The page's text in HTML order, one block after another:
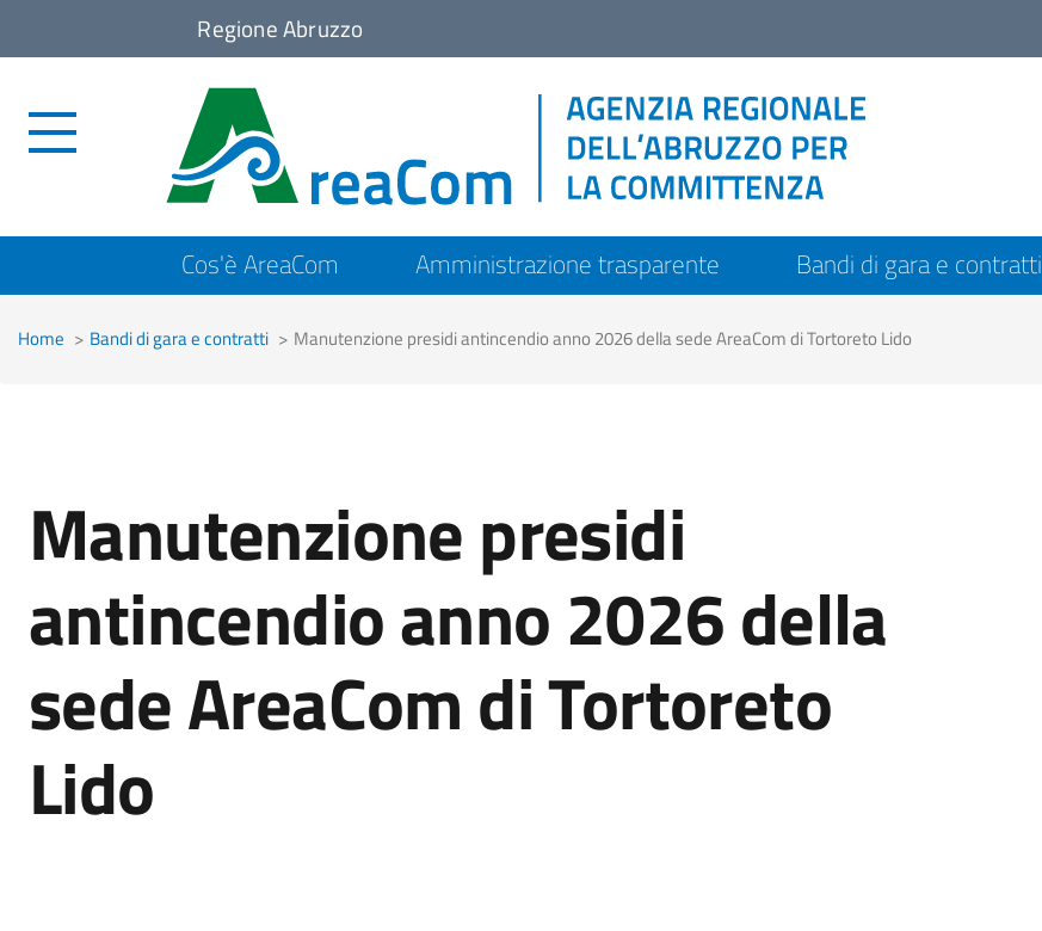
Regione Abruzzo
menu
Cos'è AreaCom Amministrazione trasparente Bandi di gara e contratti
Home Bandi di gara e contratti Manutenzione presidi antincendio anno 2026 della sede AreaCom di Tortoreto Lido
Manutenzione presidi
antincendio anno 2026 della
sede AreaCom di Tortoreto
Lido